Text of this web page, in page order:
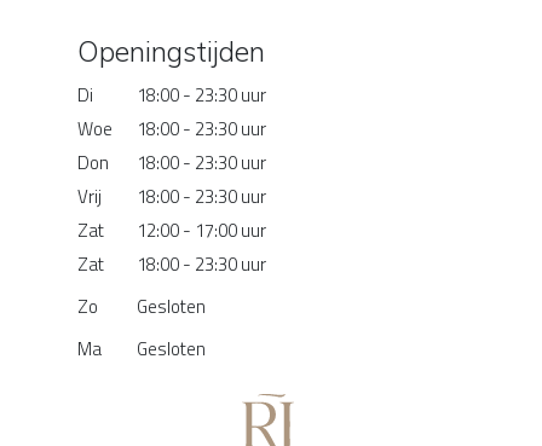
Openingstijden
Di
18:00 - 23:30 uur
Woe
18:00 - 23:30 uur
Don
18:00 - 23:30 uur
Vrij
18:00 - 23:30 uur
Zat
12:00 - 17:00 uur
Zat
18:00 - 23:30 uur
Zo
Gesloten
Ma
Gesloten